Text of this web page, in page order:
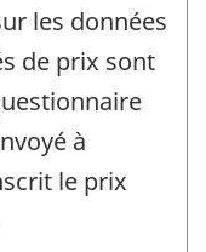
les données
de prix sont
à
le prix